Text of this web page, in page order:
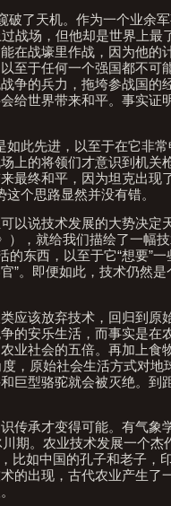
了天机。作为一个业余军
战场，但他却是世界上最
在战壕里作战，因为他的
至于任何一个强国都不可
争的兵力，拖垮参战国的
给世界带来和平。事实证
如此先进，以至于在它非
上的将领们才意识到机关
最终和平，因为坦克出现
个思路显然并没有错。
以说技术发展的大势决定
），就给我们描绘了一幅
东西，以至于它“想要”一
”。即便如此，技术仍然是
应该放弃技术，回归到原
的安乐生活，而事实是在
业社会的五倍。再加上食
，原始社会生活方式对地
巨型骆驼就会被灭绝。到
传承才变得可能。有气象
期。农业技术发展一个杰
比如中国的孔子和老子，
的出现，古代农业产生了